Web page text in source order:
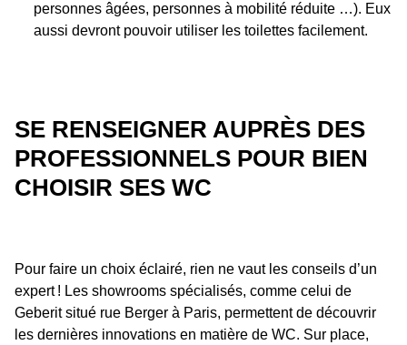
personnes âgées, personnes à mobilité réduite …). Eux
aussi devront pouvoir utiliser les toilettes facilement.
SE RENSEIGNER AUPRÈS DES
PROFESSIONNELS POUR BIEN
CHOISIR SES WC
Pour faire un choix éclairé, rien ne vaut les conseils d’un
expert ! Les showrooms spécialisés, comme celui de
Geberit situé rue Berger à Paris, permettent de découvrir
les dernières innovations en matière de WC. Sur place,